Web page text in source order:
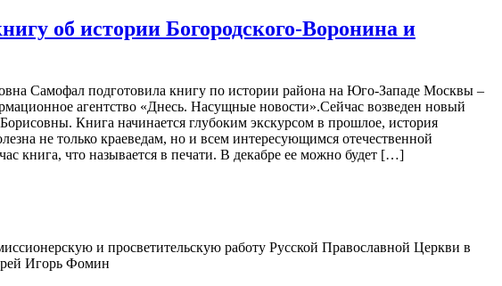
об истории Богородского-Воронина и
Самофал подготовила книгу по истории района на Юго-Западе Москвы –
агентство «Днесь. Насущные новости».Сейчас возведен новый
Книга начинается глубоким экскурсом в прошлое, история
не только краеведам, но и всем интересующимся отечественной
книга, что называется в печати. В декабре ее можно будет […]
и просветительскую работу Русской Православной Церкви в
Игорь Фомин